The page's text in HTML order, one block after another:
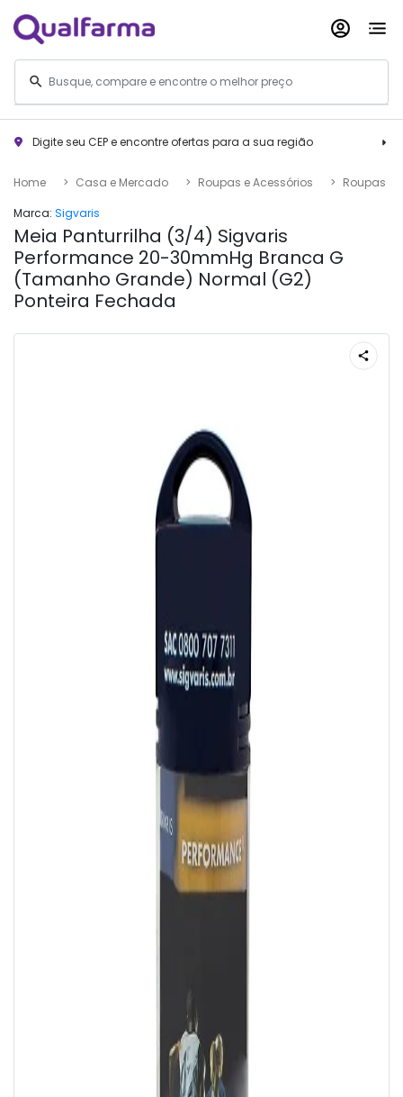
Digite seu CEP e encontre ofertas para a sua região
Home Casa e Mercado Roupas e Acessórios
Roupas
Marca: Sigvaris
Meia Panturrilha (3/4) Sigvaris
Performance 20-30mmHg Branca G
(Tamanho Grande) Normal (G2)
Ponteira Fechada